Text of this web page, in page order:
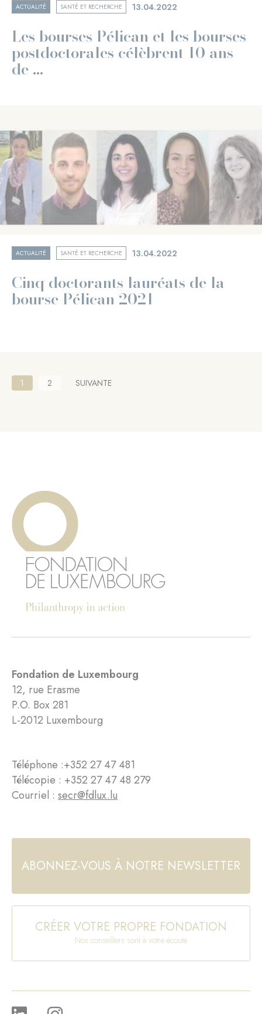
ACTUALITÉ SANTÉ ET RECHERCHE 13.04.2022
Les bourses Pélican et les bourses
postdoctorales célèbrent 10 ans
de ...
ACTUALITÉ SANTÉ ET RECHERCHE 13.04.2022
Cinq doctorants lauréats de la
bourse Pélican 2021
Pagination
Page
1 Page
2
PAGE
SUIVANTE
Fondation de Luxembourg
12, rue Erasme
P.O. Box 281
L-2012 Luxembourg
Téléphone :+352 27 47 481
Télécopie : +352 27 47 48 279
Courriel : secr@fdlux.lu
ABONNEZ-VOUS À NOTRE NEWSLETTER
CRÉER VOTRE PROPRE FONDATION
Nos conseillers sont à votre écoute